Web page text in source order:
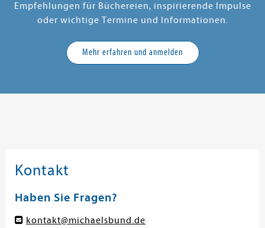
Empfehlungen für Büchereien, inspirierende Impulse
oder wichtige Termine und Informationen.
Mehr erfahren und anmelden
Kontakt
Haben Sie Fragen?
kontakt@michaelsbund.de